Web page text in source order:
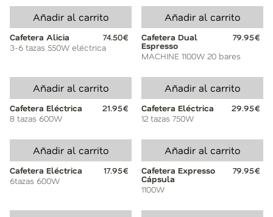
Añadir al carrito
Cafetera Alicia
74.50€
3-6 tazas 550W eléctrica
Añadir al carrito
Cafetera Dual
Espresso
79.95€
MACHINE 1100W 20 bares
Añadir al carrito
Cafetera Eléctrica
21.95€
8 tazas 600W
Añadir al carrito
Cafetera Eléctrica
29.95€
12 tazas 750W
Añadir al carrito
Cafetera Eléctrica
17.95€
6tazas 600W
Añadir al carrito
Cafetera Expresso
Cápsula
79.95€
1100W